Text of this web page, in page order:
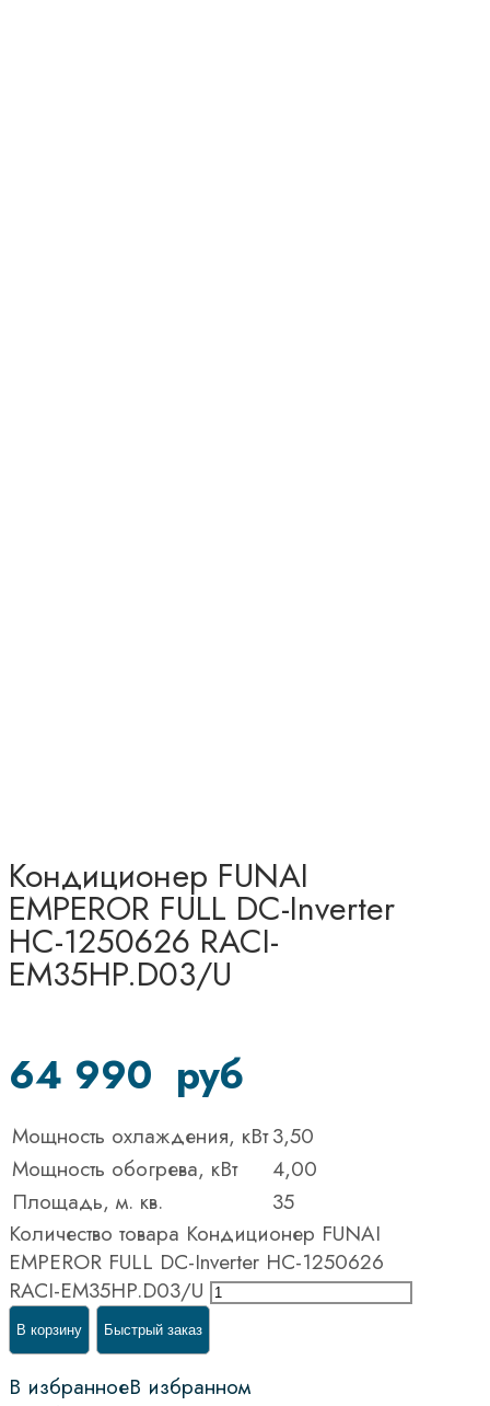
Кондиционер FUNAI
EMPEROR FULL DC-Inverter
НС-1250626 RACI-
EM35HP.D03/U
64 990 руб
Мощность охлаждения, кВт3,50
Мощность обогрева, кВт
4,00
Площадь, м. кв.
35
Количество товара Кондиционер FUNAI
EMPEROR FULL DC-Inverter НС-1250626
RACI-EM35HP.D03/U
В корзину Быстрый заказ
В избранноеВ избранном